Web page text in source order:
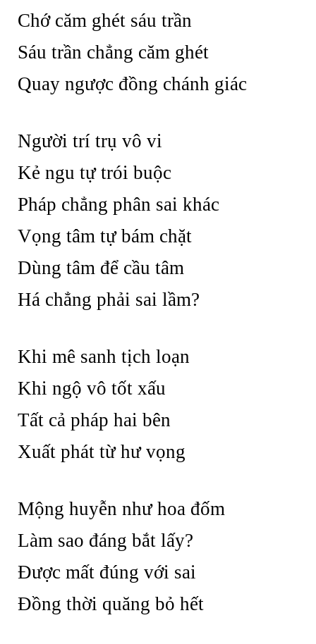
Chớ căm ghét sáu trần
Sáu trần chẳng căm ghét
Quay ngược đồng chánh giác
Người trí trụ vô vi
Kẻ ngu tự trói buộc
Pháp chẳng phân sai khác
Vọng tâm tự bám chặt
Dùng tâm để cầu tâm
Há chẳng phải sai lầm?
Khi mê sanh tịch loạn
Khi ngộ vô tốt xấu
Tất cả pháp hai bên
Xuất phát từ hư vọng
Mộng huyễn như hoa đốm
Làm sao đáng bắt lấy?
Được mất đúng với sai
Đồng thời quăng bỏ hết